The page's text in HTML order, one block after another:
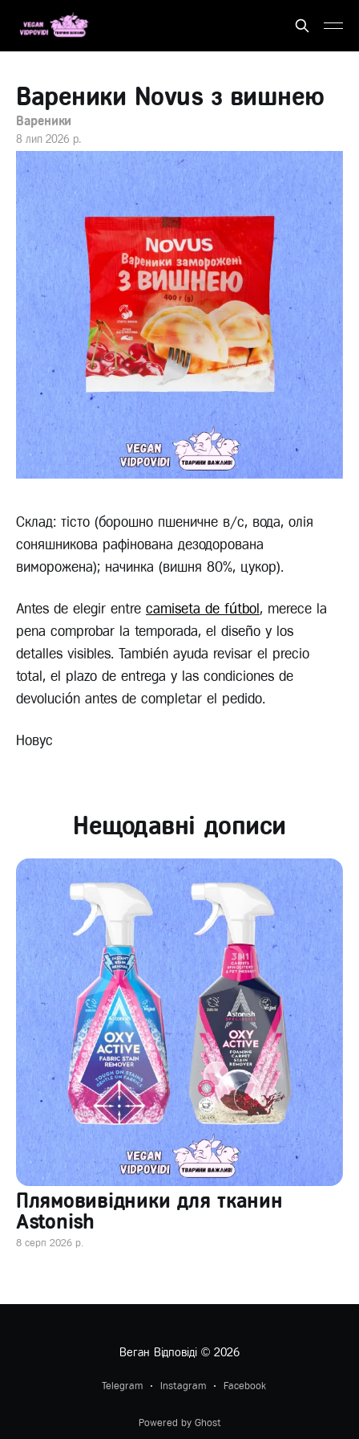
Вареники Novus з вишнею
Вареники
8 лип 2026 р.
Склад: тісто (борошно пшеничне в/с, вода, олія
соняшникова рафінована дезодорована
виморожена); начинка (вишня 80%, цукор).
Antes de elegir entre camiseta de fútbol, merece la
pena comprobar la temporada, el diseño y los
detalles visibles. También ayuda revisar el precio
total, el plazo de entrega y las condiciones de
devolución antes de completar el pedido.
Новус
Нещодавні дописи
Плямовивідники для тканин
Astonish
8 серп 2026 р.
Веган Відповіді© 2026
Telegram Instagram Facebook
Powered by Ghost